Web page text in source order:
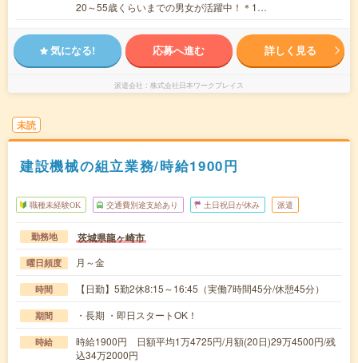
20～55歳くらいまでの男女が活躍中！＊1…
気になる! 応募へ進む 詳しく見る
派遣会社 株式会社日本ワークプレイス
未読
建設機械の組立業務/時給1900円
職種未経験OK 交通費別途支給あり 土日祝日が休み 派遣
勤務地 茨城県龍ヶ崎市
曜日頻度 月～金
時間 【日勤】5勤2休8:15～16:45（実働7時間45分/休憩45分）
期間 ・長期 ・即日スタートOK！
時給
時給1900円 日額平均1万4725円/月額(20日)29万4500円/残
込34万2000円